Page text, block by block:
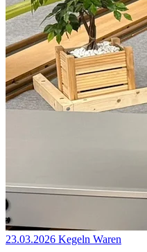
23.03.2026 Kegeln Waren